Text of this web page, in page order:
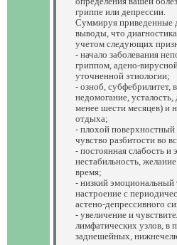
гриппе или депрессии.
Суммируя приведенные
выводы, что
учетом следующих
- начало заболевания
гриппом, адено-
уточненной этиологии;
- озноб, субфебрилитет,
недомогание,
менее шести месяцев) и
отдыха;
- плохой поверхностный
чувство разбитости во
- постоянная слабость и
нестабильность,
время;
- низкий эмоциональный
настроение с
астено-депрессивного
- увеличение и
лимфатических узлов, в
заднешейных,